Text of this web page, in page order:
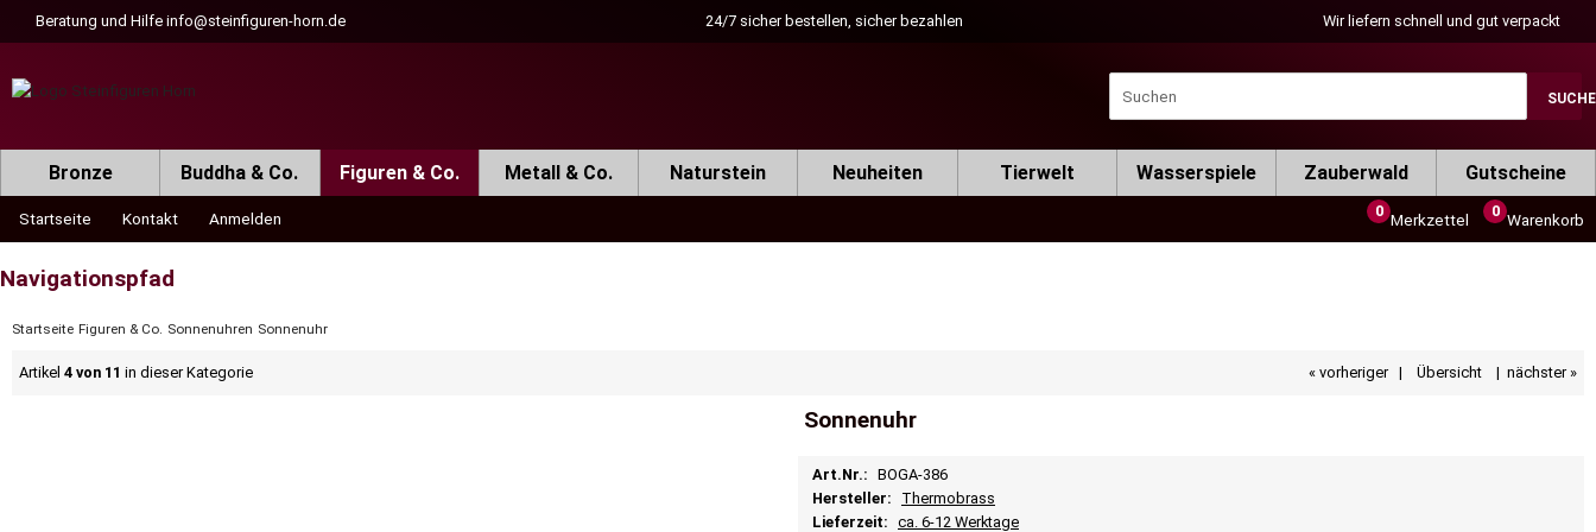
Beratung und Hilfe info@steinfiguren-horn.de 24/7 sicher bestellen, sicher bezahlen Wir liefern schnell und gut verpackt
Bronze Buddha & Co. Figuren & Co. Metall & Co. Naturstein Neuheiten Tierwelt Wasserspiele Zauberwald Gutscheine
Startseite Kontakt Anmelden 0 Warenkorb
0 Merkzettel
Navigationspfad
Startseite Figuren & Co. Sonnenuhren Sonnenuhr
Artikel 4 von 11 in dieser Kategorie « vorheriger| Übersicht | nächster »
Sonnenuhr
Art.Nr.: BOGA-386
Hersteller:
Thermobrass
Lieferzeit: ca. 6-12 Werktage